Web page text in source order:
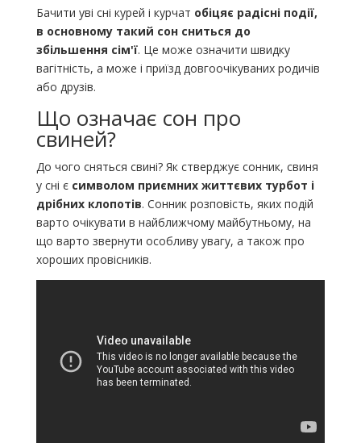
Бачити уві сні курей і курчат обіцяє радісні події,
в основному такий сон сниться до
збільшення сім'ї. Це може означити швидку
вагітність, а може і приїзд довгоочікуваних родичів
або друзів.
Що означає сон про
свиней?
До чого сняться свині? Як стверджує сонник, свиня
у сні є символом приємних життєвих турбот і
дрібних клопотів. Сонник розповість, яких подій
варто очікувати в найближчому майбутньому, на
що варто звернути особливу увагу, а також про
хороших провісників.